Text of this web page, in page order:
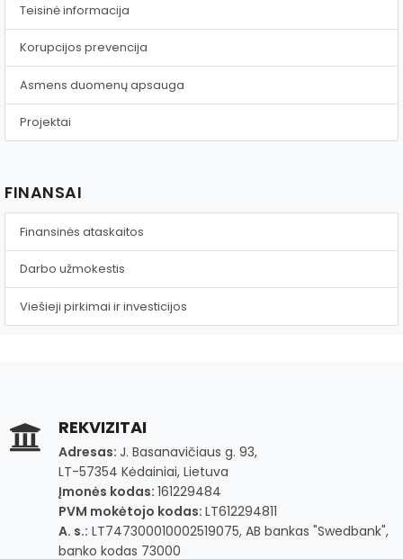
Teisinė informacija
Korupcijos prevencija
Asmens duomenų apsauga
Projektai
FINANSAI
Finansinės ataskaitos
Darbo užmokestis
Viešieji pirkimai ir investicijos
REKVIZITAI
Adresas: J. Basanavičiaus g. 93,
LT-57354 Kėdainiai, Lietuva
Įmonės kodas: 161229484
PVM mokėtojo kodas: LT612294811
A. s.: LT747300010002519075, AB bankas "Swedbank",
banko kodas 73000